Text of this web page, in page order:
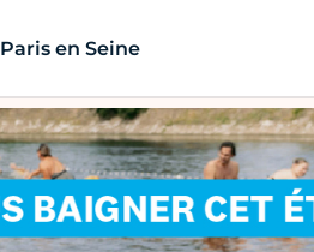
Paris en Seine